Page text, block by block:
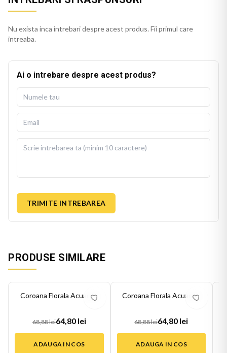
Nu exista inca intrebari despre acest produs. Fii primul care
intreaba.
Ai o intrebare despre acest produs?
TRIMITE INTREBAREA
PRODUSE SIMILARE
%
Coroana Florala Acuarela
68,88 lei64,80 lei
ADAUGA IN COS
%
Coroana Florala Acuarela
68,88 lei64,80 lei
ADAUGA IN COS